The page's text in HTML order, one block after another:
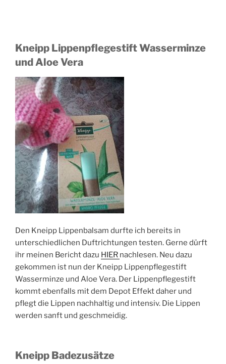
Kneipp Lippenpflegestift Wasserminze
und Aloe Vera
Den Kneipp Lippenbalsam durfte ich bereits in
unterschiedlichen Duftrichtungen testen. Gerne dürft
ihr meinen Bericht dazu HIER nachlesen. Neu dazu
gekommen ist nun der Kneipp Lippenpflegestift
Wasserminze und Aloe Vera. Der Lippenpflegestift
kommt ebenfalls mit dem Depot Effekt daher und
pflegt die Lippen nachhaltig und intensiv. Die Lippen
werden sanft und geschmeidig.
Kneipp Badezusätze